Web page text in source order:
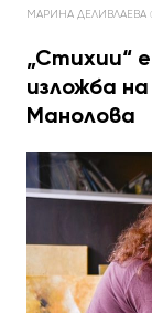
МАРИНА ДЕЛИВЛАЕВА
„Стихии“
изложба
Манолова